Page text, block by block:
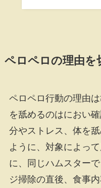
ペロペロの理由を
ペロペロ行動の理由
を舐めるのはにおい
分やストレス、体を
ように、対象によっ
に、同じハムスター
ジ掃除の直後、食事